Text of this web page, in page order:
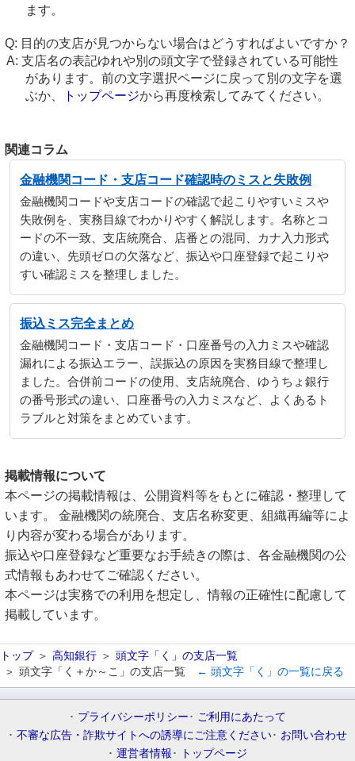
ます。
目的の支店が見つからない場合はどうすればよいですか？
支店名の表記ゆれや別の頭文字で登録されている可能性
があります。前の文字選択ページに戻って別の文字を選
ぶか、
トップページから再度検索してみてください。
関連コラム
金融機関コード・支店コード確認時のミスと失敗例
金融機関コードや支店コードの確認で起こりやすいミスや
失敗例を、実務目線でわかりやすく解説します。名称とコ
ードの不一致、支店統廃合、店番との混同、カナ入力形式
の違い、先頭ゼロの欠落など、振込や口座登録で起こりや
すい確認ミスを整理しました。
振込ミス完全まとめ
金融機関コード・支店コード・口座番号の入力ミスや確認
漏れによる振込エラー、誤振込の原因を実務目線で整理し
ました。合併前コードの使用、支店統廃合、ゆうちょ銀行
の番号形式の違い、口座番号の入力ミスなど、よくあるト
ラブルと対策をまとめています。
掲載情報について
本ページの掲載情報は、公開資料等をもとに確認・整理して
います。 金融機関の統廃合、支店名称変更、組織再編等によ
り内容が変わる場合があります。
振込や口座登録など重要なお手続きの際は、各金融機関の公
式情報もあわせてご確認ください。
本ページは実務での利用を想定し、情報の正確性に配慮して
掲載しています。
トップ 高知銀行
頭文字「く」の支店一覧
頭文字「く＋か～こ」の支店一覧
← 頭文字「く」の一覧に戻る
プライバシーポリシー
ご利用にあたって
不審な広告・詐欺サイトへの誘導にご注意ください
お問い合わせ
運営者情報
トップページ